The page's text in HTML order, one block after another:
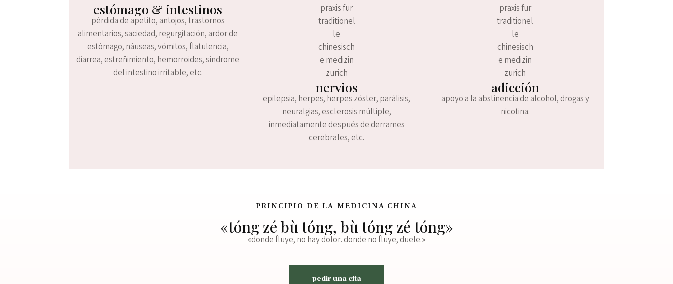
estómago & intestinos
pérdida de apetito, antojos, trastornos
alimentarios, saciedad, regurgitación, ardor de
estómago, náuseas, vómitos, flatulencia,
diarrea, estreñimiento, hemorroides, síndrome
del intestino irritable, etc.
nervios
epilepsia, herpes, herpes zóster, parálisis,
neuralgias, esclerosis múltiple,
inmediatamente después de derrames
cerebrales, etc.
adicción
apoyo a la abstinencia de alcohol, drogas y
nicotina.
PRINCIPIO DE LA MEDICINA CHINA
«tóng zé bù tóng, bù tóng zé tóng»
«donde fluye, no hay dolor. donde no fluye, duele.»
pedir una cita